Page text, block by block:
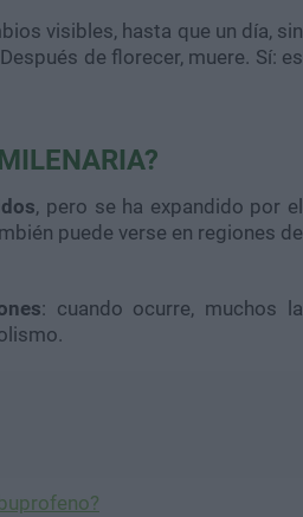
visibles, hasta que un día, sin
de florecer, muere. Sí: es
, pero se ha expandido por el
puede verse en regiones de
: cuando ocurre, muchos la